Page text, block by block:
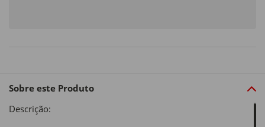
Sobre este Produto
Descrição: